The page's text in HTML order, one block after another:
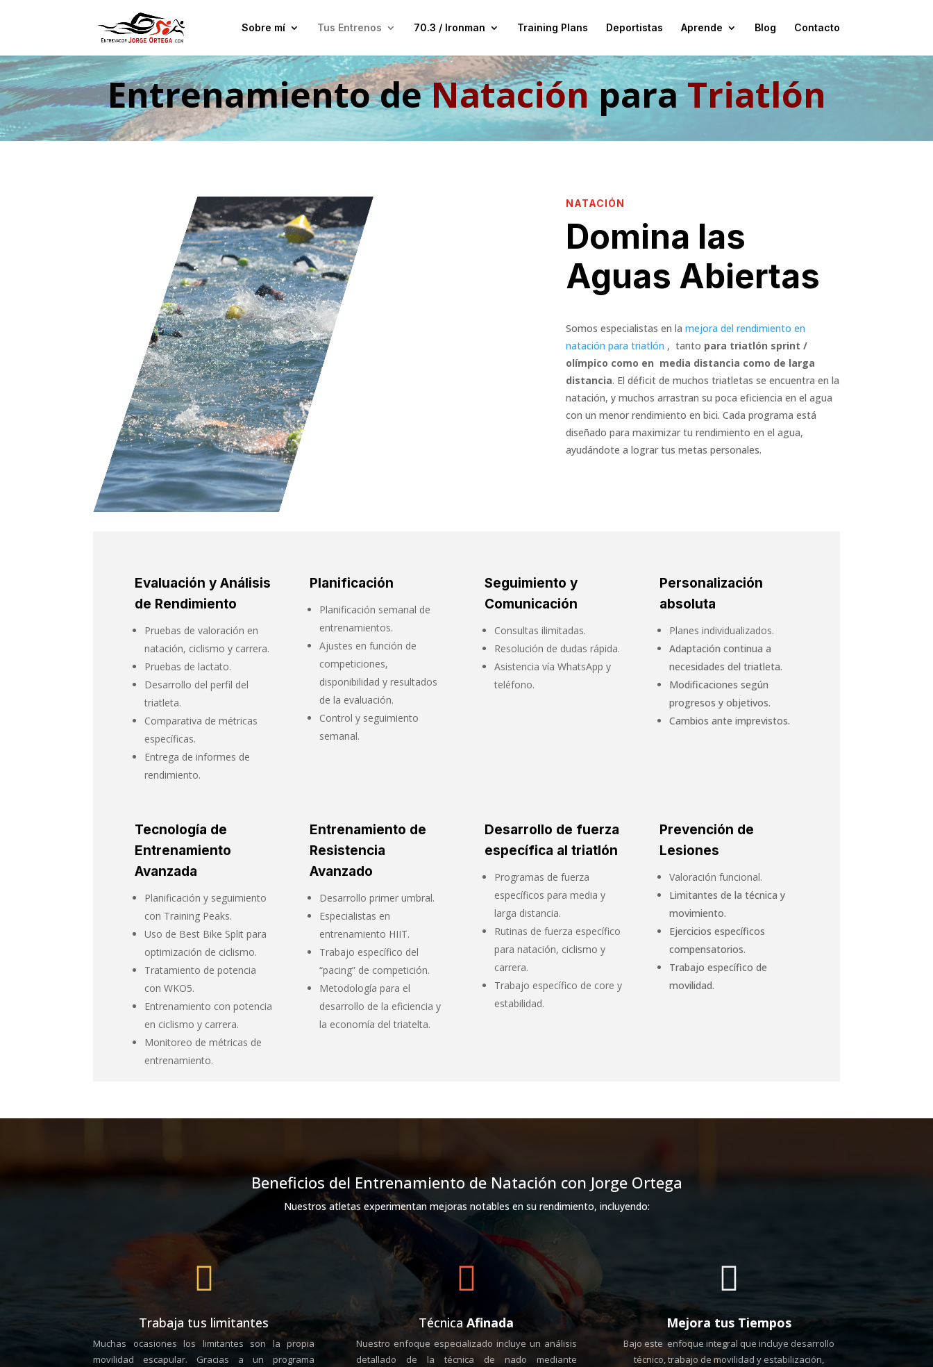
Sobre mí Tus Entrenos 70.3 / Ironman Training Plans Deportistas Aprende Blog Contacto
Entrenamiento deNataciónparaTriatlón
NATACIÓN
Domina las
Aguas Abiertas
Somos especialistas en la mejora del rendimiento en
natación para triatlón , tanto para triatlón sprint /
olímpico como en media distancia como de larga
distancia. El déficit de muchos triatletas se encuentra en la
natación, y muchos arrastran su poca eficiencia en el agua
con un menor rendimiento en bici. Cada programa está
diseñado para maximizar tu rendimiento en el agua,
ayudándote a lograr tus metas personales.
Evaluación y Análisis
de Rendimiento
Pruebas de valoración en
natación, ciclismo y carrera.
Pruebas de lactato.
Desarrollo del perfil del
triatleta.
Comparativa de métricas
específicas.
Entrega de informes de
rendimiento.
Planificación
Planificación semanal de
entrenamientos.
Ajustes en función de
competiciones,
disponibilidad y resultados
de la evaluación.
Control y seguimiento
semanal.
Seguimiento y
Comunicación
Consultas ilimitadas.
Resolución de dudas rápida.
Asistencia vía WhatsApp y
teléfono.
Personalización
absoluta
Planes individualizados.
Adaptación continua a
necesidades del triatleta.
Modificaciones según
progresos y objetivos.
Cambios ante imprevistos.
Tecnología de
Entrenamiento
Avanzada
Planificación y seguimiento
con Training Peaks.
Uso de Best Bike Split para
optimización de ciclismo.
Tratamiento de potencia
con WKO5.
Entrenamiento con potencia
en ciclismo y carrera.
Monitoreo de métricas de
entrenamiento.
Entrenamiento de
Resistencia
Avanzado
Desarrollo primer umbral.
Especialistas en
entrenamiento HIIT.
Trabajo específico del
“pacing” de competición.
Metodología para el
desarrollo de la eficiencia y
la economía del triatelta.
Desarrollo de fuerza
específica al triatlón
Programas de fuerza
específicos para media y
larga distancia.
Rutinas de fuerza específico
para natación, ciclismo y
carrera.
Trabajo específico de core y
estabilidad.
Prevención de
Lesiones
Valoración funcional.
Limitantes de la técnica y
movimiento.
Ejercicios específicos
compensatorios.
Trabajo específico de
movilidad.
Beneficios del Entrenamiento de Natación con Jorge Ortega
Nuestros atletas experimentan mejoras notables en su rendimiento, incluyendo:

Trabaja tus limitantes
Muchas ocasiones los limitantes son la propia
movilidad escapular. Gracias a un programa

TécnicaAfinada
Nuestro enfoque especializado incluye un análisis
detallado de la técnica de nado mediante

Mejora tus Tiempos
Bajo este enfoque integral que incluye desarrollo
técnico, trabajo de movilidad y estabilización,